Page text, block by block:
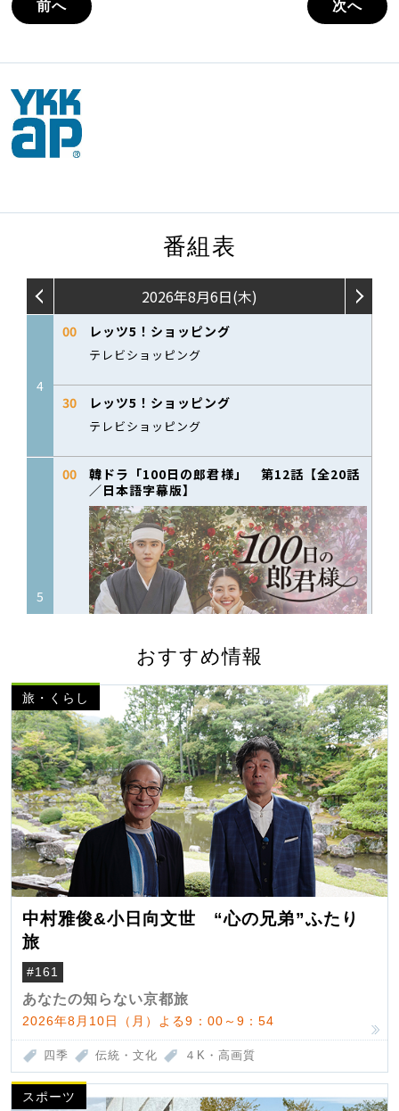
前へ 次へ
番組表
おすすめ情報
旅・くらし
中村雅俊&小日向文世 “心の兄弟”ふたり
旅
#161
あなたの知らない京都旅
2026年8月10日（月）よる9：00～9：54
四季 伝統・文化 ４K・高画質
スポーツ